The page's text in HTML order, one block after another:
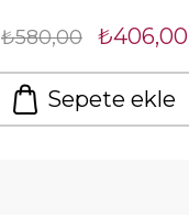
₺580,00 ₺406,00
Sepete ekle